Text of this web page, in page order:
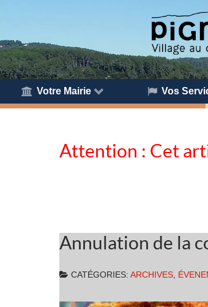
Votre Mairie Vos
Attention : Cet
Annulation de la
CATÉGORIES: ARCHIVES